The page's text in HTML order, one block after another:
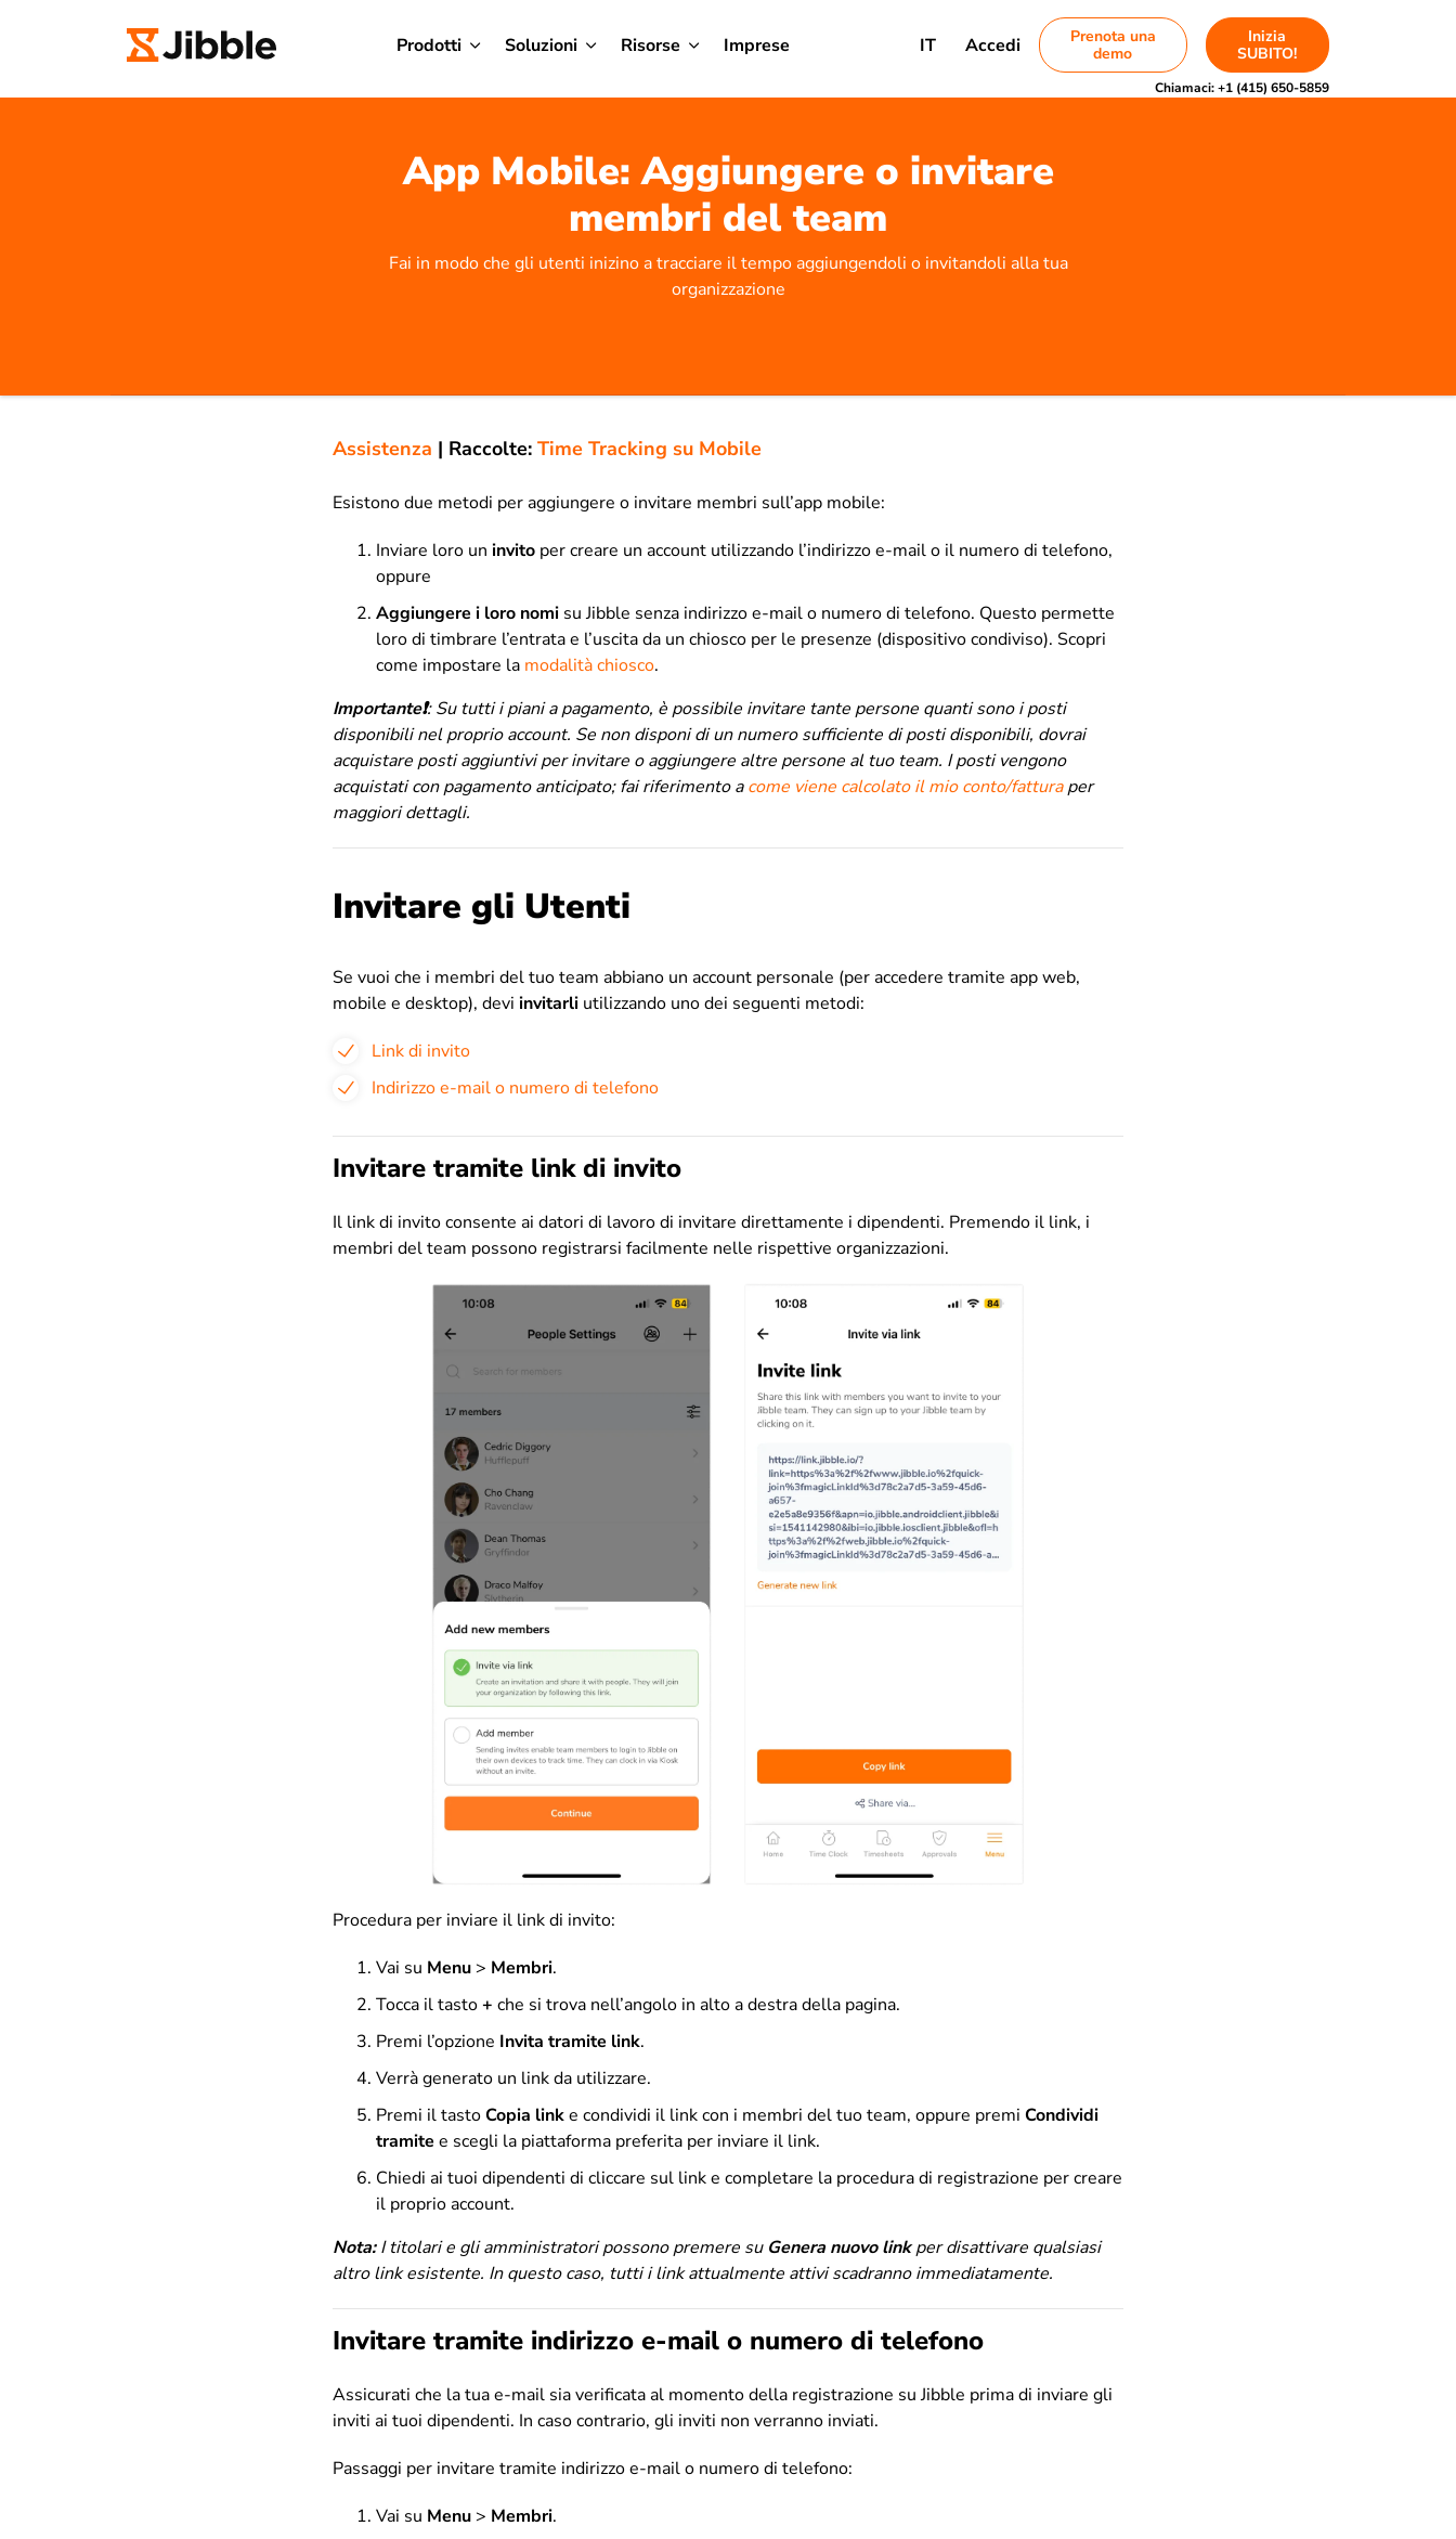
Prodotti Soluzioni Risorse Imprese IT Accedi
Prenota una
demo
Inizia
SUBITO!
Chiamaci:+1 (415) 650-5859
App Mobile: Aggiungere o invitare
membri del team
Fai in modo che gli utenti inizino a tracciare il tempo aggiungendoli o invitandoli alla tua
organizzazione
Assistenza | Raccolte: Time Tracking su Mobile
Esistono due metodi per aggiungere o invitare membri sull’app mobile:
Inviare loro un invito per creare un account utilizzando l’indirizzo e-mail o il numero di telefono,
oppure
Aggiungere i loro nomi su Jibble senza indirizzo e-mail o numero di telefono. Questo permette
loro di timbrare l’entrata e l’uscita da un chiosco per le presenze (dispositivo condiviso). Scopri
come impostare la modalità chiosco.
Importante❗️: Su tutti i piani a pagamento, è possibile invitare tante persone quanti sono i posti
disponibili nel proprio account. Se non disponi di un numero sufficiente di posti disponibili, dovrai
acquistare posti aggiuntivi per invitare o aggiungere altre persone al tuo team. I posti vengono
acquistati con pagamento anticipato; fai riferimento acome viene calcolato il mio conto/fatturaper
maggiori dettagli.
Invitare gli Utenti
Se vuoi che i membri del tuo team abbiano un account personale (per accedere tramite app web,
mobile e desktop), devi invitarli utilizzando uno dei seguenti metodi:
Link di invito
Indirizzo e-mail o numero di telefono
Invitare tramite link di invito
Il link di invito consente ai datori di lavoro di invitare direttamente i dipendenti. Premendo il link, i
membri del team possono registrarsi facilmente nelle rispettive organizzazioni.
Procedura per inviare il link di invito:
Vai su Menu > Membri.
Tocca il tasto+ che si trova nell’angolo in alto a destra della pagina.
Premi l’opzione Invita tramite link.
Verrà generato un link da utilizzare.
Premi il tastoCopia linke condividi il link con i membri del tuo team, oppure premi Condividi
tramite e scegli la piattaforma preferita per inviare il link.
Chiedi ai tuoi dipendenti di cliccare sul link e completare la procedura di registrazione per creare
il proprio account.
Nota:I titolari e gli amministratori possono premere su Genera nuovo linkper disattivare qualsiasi
altro link esistente. In questo caso, tutti i link attualmente attivi scadranno immediatamente.
Invitare tramite indirizzo e-mail o numero di telefono
Assicurati che la tua e-mail sia verificata al momento della registrazione su Jibble prima di inviare gli
inviti ai tuoi dipendenti. In caso contrario, gli inviti non verranno inviati.
Passaggi per invitare tramite indirizzo e-mail o numero di telefono:
Vai su Menu > Membri.